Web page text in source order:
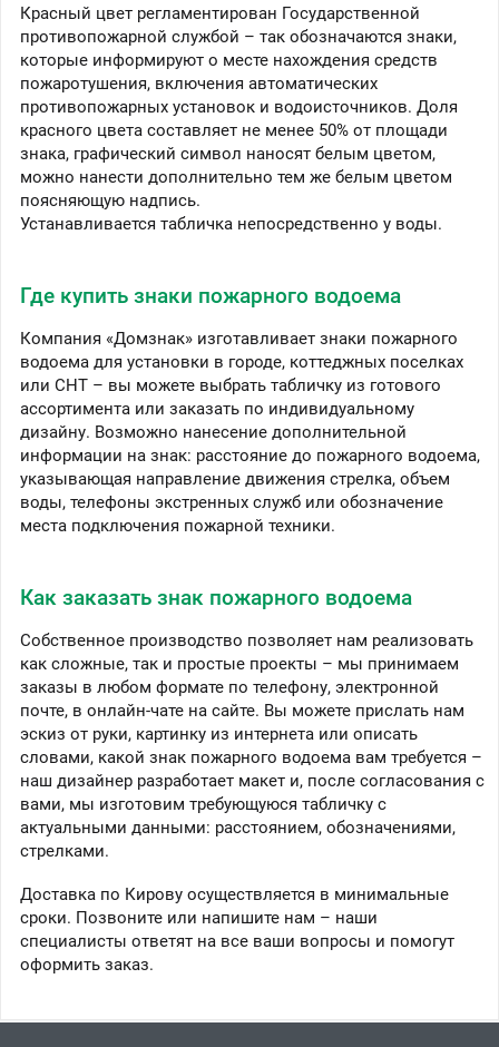
Красный цвет регламентирован Государственной
противопожарной службой – так обозначаются знаки,
которые информируют о месте нахождения средств
пожаротушения, включения автоматических
противопожарных установок и водоисточников. Доля
красного цвета составляет не менее 50% от площади
знака, графический символ наносят белым цветом,
можно нанести дополнительно тем же белым цветом
поясняющую надпись.
Устанавливается табличка непосредственно у воды.
Где купить знаки пожарного водоема
Компания «Домзнак» изготавливает знаки пожарного
водоема для установки в городе, коттеджных поселках
или СНТ – вы можете выбрать табличку из готового
ассортимента или заказать по индивидуальному
дизайну. Возможно нанесение дополнительной
информации на знак: расстояние до пожарного водоема,
указывающая направление движения стрелка, объем
воды, телефоны экстренных служб или обозначение
места подключения пожарной техники.
Как заказать знак пожарного водоема
Собственное производство позволяет нам реализовать
как сложные, так и простые проекты – мы принимаем
заказы в любом формате по телефону, электронной
почте, в онлайн-чате на сайте. Вы можете прислать нам
эскиз от руки, картинку из интернета или описать
словами, какой знак пожарного водоема вам требуется –
наш дизайнер разработает макет и, после согласования с
вами, мы изготовим требующуюся табличку с
актуальными данными: расстоянием, обозначениями,
стрелками.
Доставка по Кирову осуществляется в минимальные
сроки. Позвоните или напишите нам – наши
специалисты ответят на все ваши вопросы и помогут
оформить заказ.